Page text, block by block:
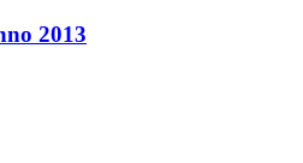
2013